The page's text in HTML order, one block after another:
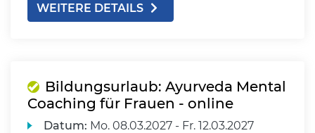
WEITERE DETAILS
Bildungsurlaub: Ayurveda Mental
Coaching für Frauen - online
Datum: Mo. 08.03.2027 - Fr. 12.03.2027